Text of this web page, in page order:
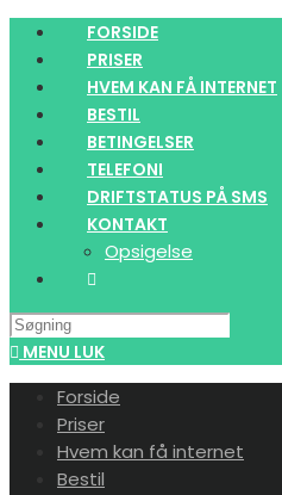
Skip
content
FORSIDE
PRISER
HVEM KAN FÅ INTERNET
BESTIL
BETINGELSER
TELEFONI
DRIFTSTATUS PÅ SMS
KONTAKT
Opsigelse
Search
this
website
MENU LUK
Forside
Priser
Hvem kan få internet
Bestil